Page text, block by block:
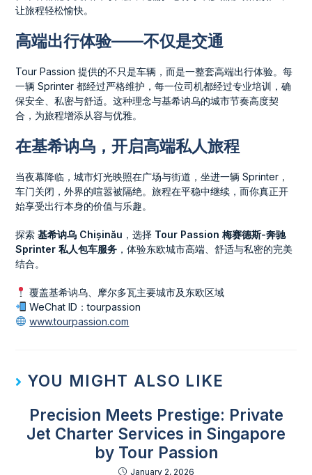
让旅程轻松愉快。
高端出行体验——不仅是交通
Tour Passion 提供的不只是车辆，而是一整套高端出行体验。每
一辆 Sprinter 都经过严格维护，每一位司机都经过专业培训，确
保安全、私密与舒适。这种理念与基希讷乌的城市节奏高度契
合，为旅程增添从容与优雅。
在基希讷乌，开启高端私人旅程
当夜幕降临，城市灯光映照在广场与街道，坐进一辆 Sprinter，
车门关闭，外界的喧嚣被隔绝。旅程在平稳中继续，而你真正开
始享受出行本身的价值与乐趣。
探索基希讷乌 Chișinău ，选择 Tour Passion 梅赛德斯-奔驰
Sprinter 私人包车服务 ，体验东欧城市高端、舒适与私密的完美
结合。
覆盖基希讷乌、摩尔多瓦主要城市及东欧区域
WeChat ID：tourpassion
www.tourpassion.com
YOU MIGHT ALSO LIKE
Precision Meets Prestige: Private
Jet Charter Services in Singapore
by Tour Passion
January 2, 2026